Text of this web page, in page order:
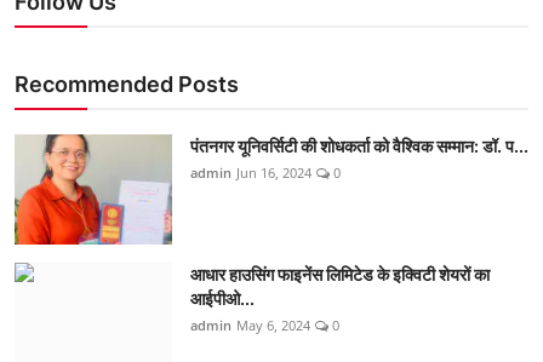
Recommended Posts
पंतनगर यूनिवर्सिटी की शोधकर्ता को वैश्विक सम्मान: डॉ. प...
admin Jun 16, 2024 0
आधार हाउसिंग फाइनेंस लिमिटेड के इक्विटी शेयरों का
आईपीओ...
admin May 6, 2024 0